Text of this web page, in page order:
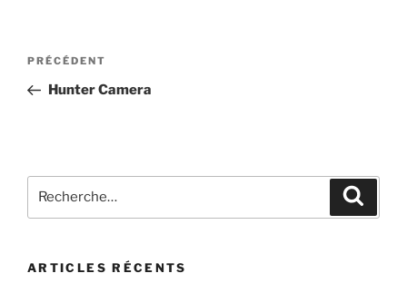
Navigation
l’article
Article
précédent
PRÉCÉDENT
Hunter Camera
pour
ARTICLES RÉCENTS